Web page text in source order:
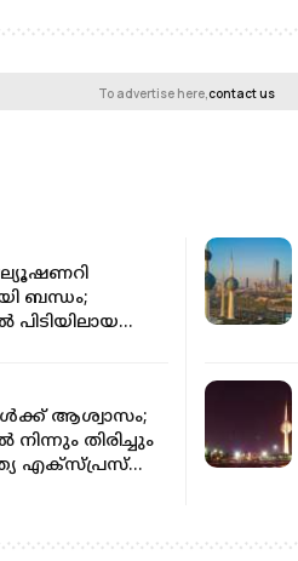
To advertise here,contact us
ബന്ധം;
ആശ്വാസം;
തിരിച്ചും
എക്സ്പ്രസ്